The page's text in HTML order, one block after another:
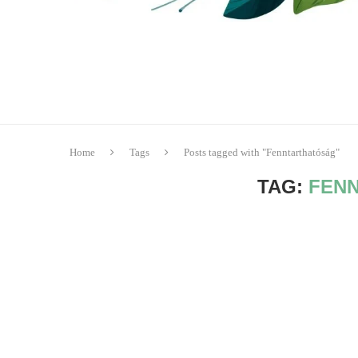
Home Tags Posts tagged with "Fenntarthatóság"
TAG: